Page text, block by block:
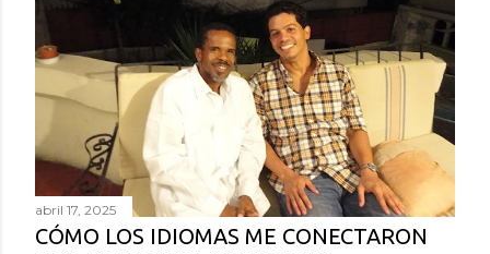
abril 17, 2025
CÓMO LOS IDIOMAS ME CONECTARON